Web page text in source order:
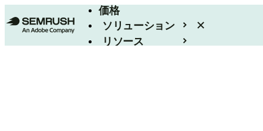
価格
ソリューション
リソース